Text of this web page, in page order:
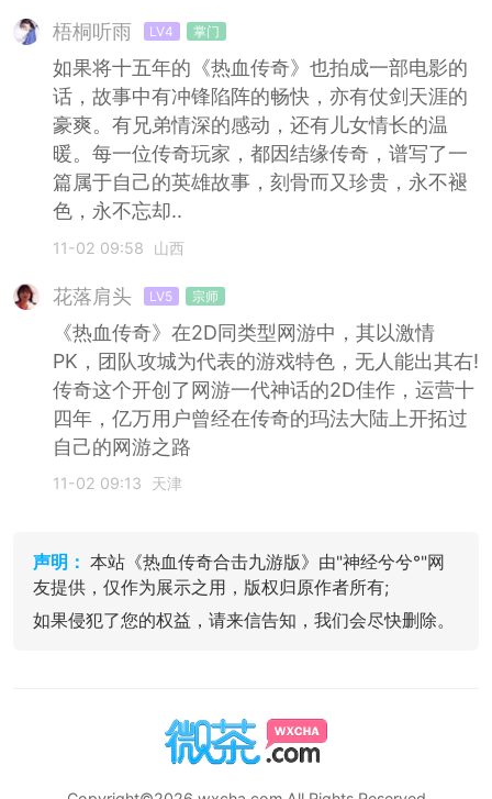
梧桐听雨 LV4 掌门
如果将十五年的《热血传奇》也拍成一部电影的
话，故事中有冲锋陷阵的畅快，亦有仗剑天涯的
豪爽。有兄弟情深的感动，还有儿女情长的温
暖。每一位传奇玩家，都因结缘传奇，谱写了一
篇属于自己的英雄故事，刻骨而又珍贵，永不褪
色，永不忘却..
11-02 09:58 山西
花落肩头 LV5 宗师
《热血传奇》在2D同类型网游中，其以激情
PK，团队攻城为代表的游戏特色，无人能出其右!
传奇这个开创了网游一代神话的2D佳作，运营十
四年，亿万用户曾经在传奇的玛法大陆上开拓过
自己的网游之路
11-02 09:13 天津
声明： 本站《热血传奇合击九游版》由"神经兮兮°"网
友提供，仅作为展示之用，版权归原作者所有;
如果侵犯了您的权益，请来信告知，我们会尽快删除。